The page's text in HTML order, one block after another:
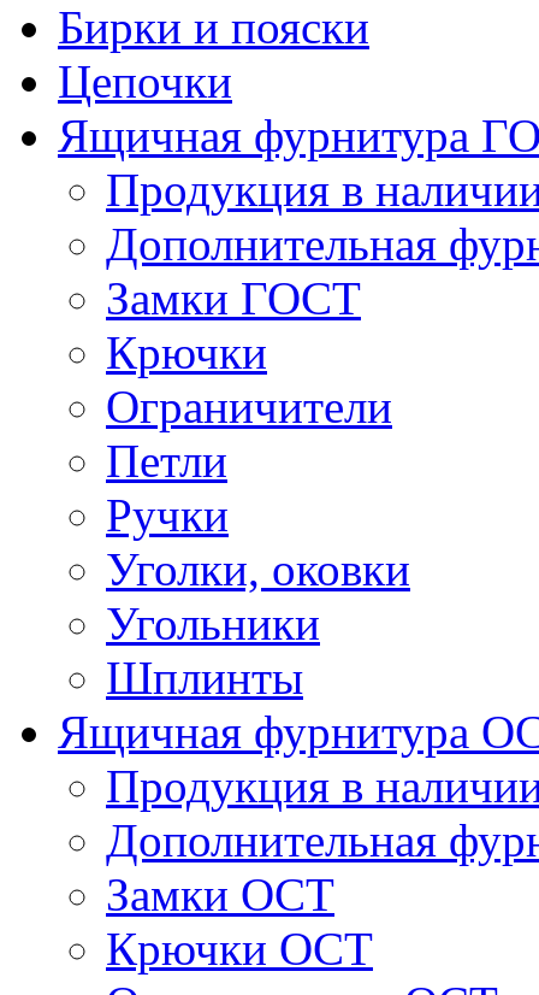
Бирки и пояски
Цепочки
Ящичная фурнитура
Продукция в
Дополнительная
Замки ГОСТ
Крючки
Ограничители
Петли
Ручки
Уголки, оковки
Угольники
Шплинты
Ящичная фурнитура
Продукция в
Дополнительная
Замки ОСТ
Крючки ОСТ